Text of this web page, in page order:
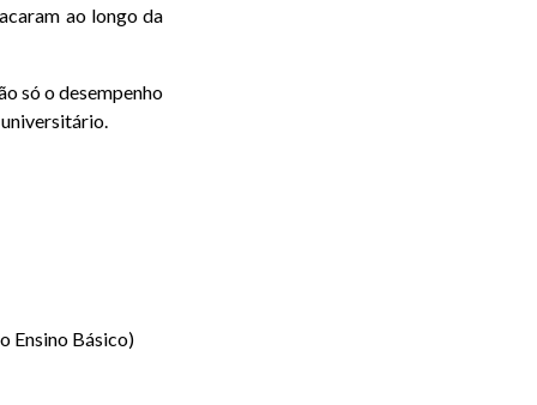
ao longo da
só o desempenho
Ensino Básico)